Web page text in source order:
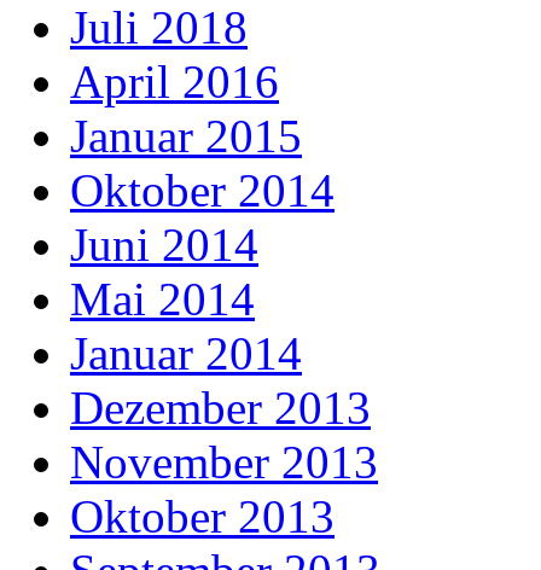
Juli 2018
April 2016
Januar 2015
Oktober 2014
Juni 2014
Mai 2014
Januar 2014
Dezember 2013
November 2013
Oktober 2013